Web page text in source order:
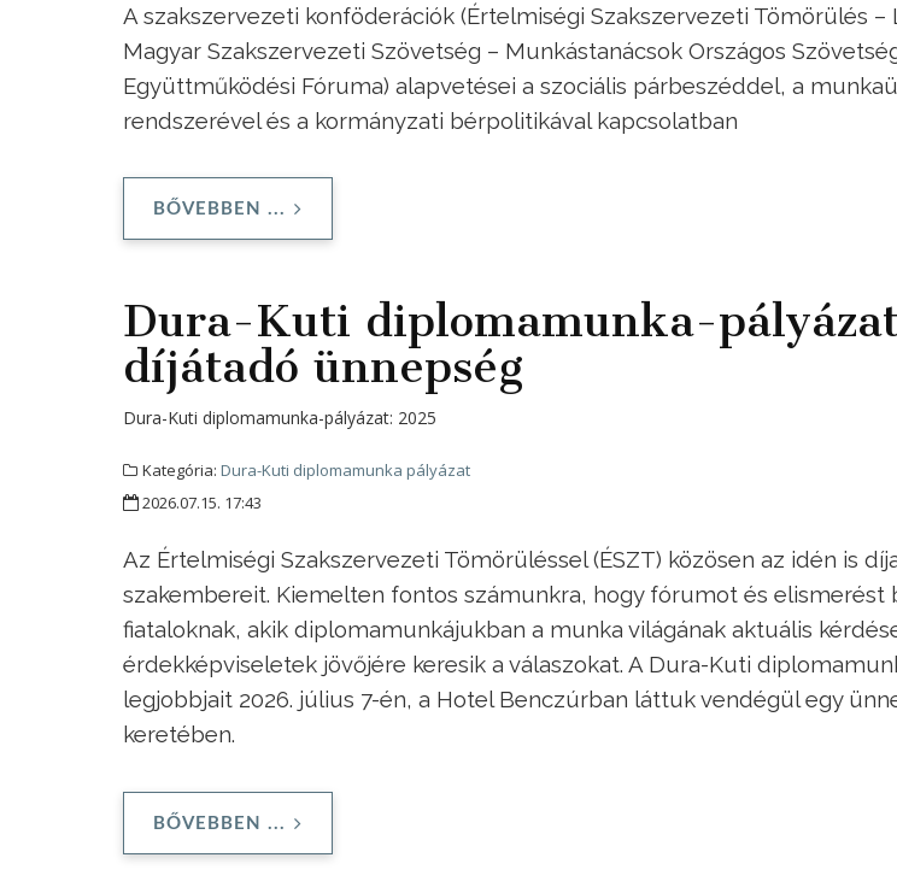
A szakszervezeti konföderációk (Értelmiségi Szakszervezeti Tömörülés –
Magyar Szakszervezeti Szövetség – Munkástanácsok Országos
Együttműködési Fóruma) alapvetései a szociális párbeszéddel, a
rendszerével és a kormányzati bérpolitikával kapcsolatban
BŐVEBBEN ...
Dura-Kuti diplomamunka-
díjátadó ünnepség
Dura-Kuti diplomamunka-pályázat: 2025
Kategória: Dura-Kuti diplomamunka pályázat
2026.07.15. 17:43
Az Értelmiségi Szakszervezeti Tömörüléssel (ÉSZT) közösen az idén is
szakembereit. Kiemelten fontos számunkra, hogy fórumot és elismerést
fiataloknak, akik diplomamunkájukban a munka világának aktuális
érdekképviseletek jövőjére keresik a válaszokat. A Dura-Kuti
legjobbjait 2026. július 7-én, a Hotel Benczúrban láttuk vendégül egy
keretében.
BŐVEBBEN ...